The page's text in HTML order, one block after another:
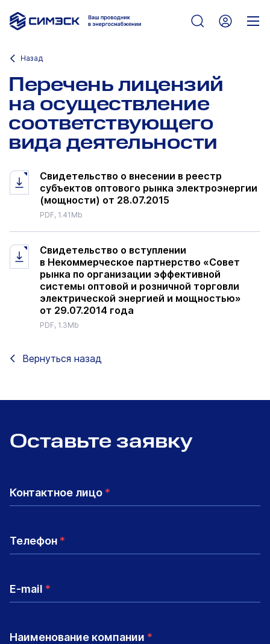
Назад
Перечень лицензий
на осуществление
соответствующего
вида деятельности
Свидетельство о внесении в реестр
субъектов оптового рынка электроэнергии
(мощности) от 28.07.2015
PDF, 1.41Mb
Свидетельство о вступлении
в Некоммерческое партнерство «Совет
рынка по организации эффективной
системы оптовой и розничной торговли
электрической энергией и мощностью»
от 29.07.2014 года
PDF, 1.3Mb
Вернуться назад
Оставьте заявку
Контактное лицо *
Телефон *
E-mail *
Наименование компании *